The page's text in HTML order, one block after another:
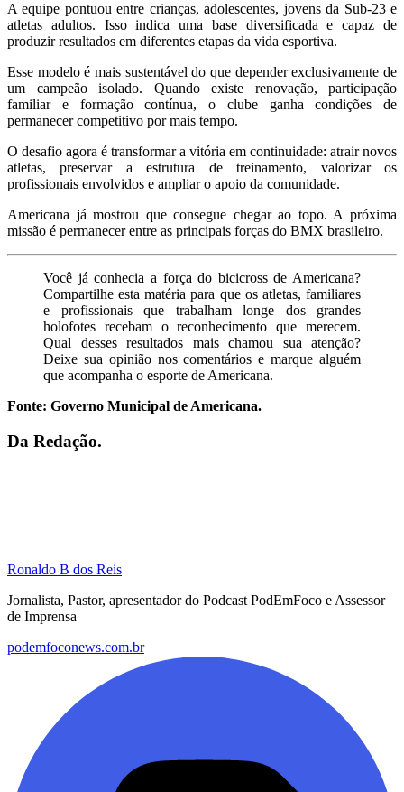
A equipe pontuou entre crianças, adolescentes, jovens da Sub-23 e
atletas adultos. Isso indica uma base diversificada e capaz de
produzir resultados em diferentes etapas da vida esportiva.
Esse modelo é mais sustentável do que depender exclusivamente de
um campeão isolado. Quando existe renovação, participação
familiar e formação contínua, o clube ganha condições de
permanecer competitivo por mais tempo.
O desafio agora é transformar a vitória em continuidade: atrair novos
atletas, preservar a estrutura de treinamento, valorizar os
profissionais envolvidos e ampliar o apoio da comunidade.
Americana já mostrou que consegue chegar ao topo. A próxima
missão é permanecer entre as principais forças do BMX brasileiro.
Você já conhecia a força do bicicross de Americana?
Compartilhe esta matéria para que os atletas, familiares
e profissionais que trabalham longe dos grandes
holofotes recebam o reconhecimento que merecem.
Qual desses resultados mais chamou sua atenção?
Deixe sua opinião nos comentários e marque alguém
que acompanha o esporte de Americana.
Fonte: Governo Municipal de Americana.
Da Redação.
Ronaldo B dos Reis
Jornalista, Pastor, apresentador do Podcast PodEmFoco e Assessor
de Imprensa
podemfoconews.com.br